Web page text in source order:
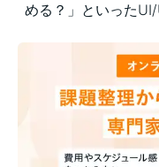
める？」といった
の意識差に悩む方